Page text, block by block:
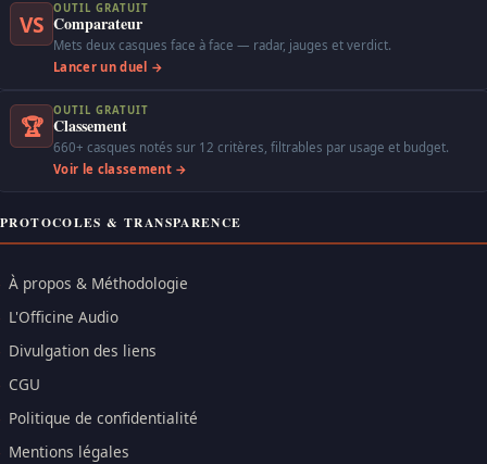
VS
OUTIL GRATUIT
Comparateur
Mets deux casques face à face — radar, jauges et verdict.
Lancer un duel →
🏆
OUTIL GRATUIT
Classement
660+ casques notés sur 12 critères, filtrables par usage et budget.
Voir le classement →
PROTOCOLES & TRANSPARENCE
À propos & Méthodologie
L'Officine Audio
Divulgation des liens
CGU
Politique de confidentialité
Mentions légales